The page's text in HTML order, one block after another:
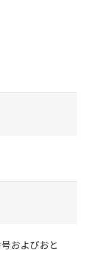
およびおと